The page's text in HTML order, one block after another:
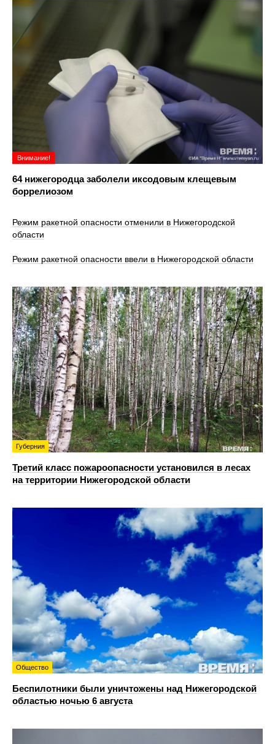
Внимание!
64 нижегородца заболели иксодовым клещевым
боррелиозом
Режим ракетной опасности отменили в Нижегородской
области
Режим ракетной опасности ввели в Нижегородской области
Губерния
Третий класс пожароопасности установился в лесах
на территории Нижегородской области
Общество
Беспилотники были уничтожены над Нижегородской
областью ночью 6 августа